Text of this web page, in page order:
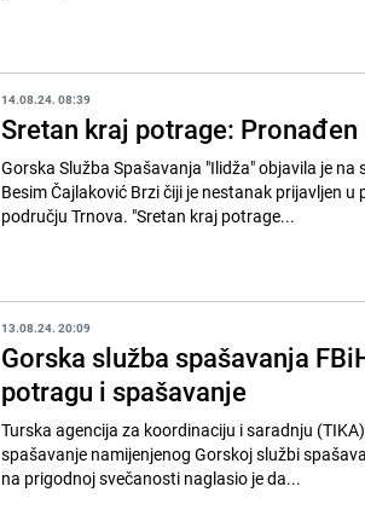
14.08.24. 08:39
Sretan kraj potrage:
Gorska Služba Spašavanja "Ilidža" objavila je
Besim Čajlaković Brzi čiji je nestanak prijavljen
području Trnova. "Sretan kraj potrage...
13.08.24. 20:09
Gorska služba spašavanja
potragu i spašavanje
Turska agencija za koordinaciju i saradnju
spašavanje namijenjenog Gorskoj službi
na prigodnoj svečanosti naglasio je da...